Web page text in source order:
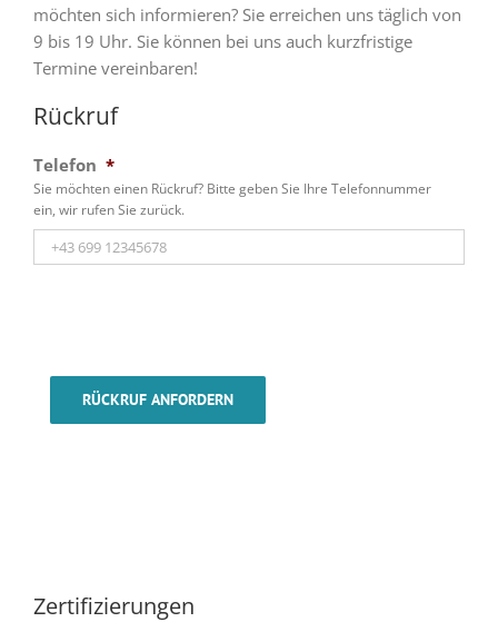
möchten sich informieren? Sie erreichen uns täglich von
9 bis 19 Uhr. Sie können bei uns auch kurzfristige
Termine vereinbaren!
Rückruf
Telefon *
Sie möchten einen Rückruf? Bitte geben Sie Ihre Telefonnummer
ein, wir rufen Sie zurück.
RÜCKRUF ANFORDERN
Zertifizierungen